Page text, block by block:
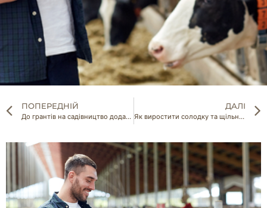
ПОПЕРЕДНІЙ
До грантів на садівництво додано шипшину та мигдаль
ДАЛІ
Як виростити солодку та щільну редиску